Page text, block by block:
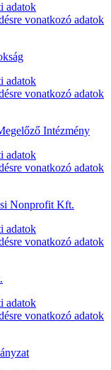
adatok
vonatkozó adatok
adatok
vonatkozó adatok
Intézmény
adatok
vonatkozó adatok
Nonprofit Kft.
adatok
vonatkozó adatok
adatok
vonatkozó adatok